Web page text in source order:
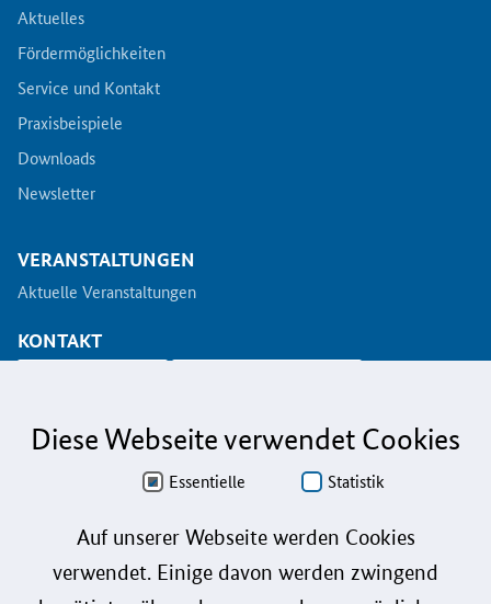
Aktuelles
Fördermöglichkeiten
Service und Kontakt
Praxisbeispiele
Downloads
Newsletter
VERANSTALTUNGEN
Aktuelle Veranstaltungen
KONTAKT
Aus Gründen der besseren Lesbarkeit wird auf die gleichzeitige Verwendung der
Personenbezeichnungen gelten gleichermaßen für alle Geschlechter.
Datenschutz
Barrierefreiheit
Diese Webseite verwendet Cookies
Essentielle Statistik
Auf unserer Webseite werden Cookies
verwendet. Einige davon werden zwingend